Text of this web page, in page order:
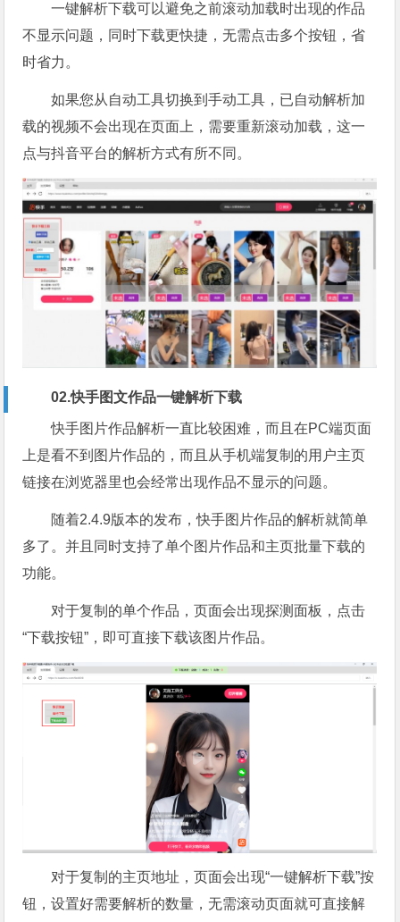
一键解析下载可以避免之前滚动加载时出现的作品
不显示问题，同时下载更快捷，无需点击多个按钮，省
时省力。
如果您从自动工具切换到手动工具，已自动解析加
载的视频不会出现在页面上，需要重新滚动加载，这一
点与抖音平台的解析方式有所不同。
02.快手图文作品一键解析下载
快手图片作品解析一直比较困难，而且在PC端页面
上是看不到图片作品的，而且从手机端复制的用户主页
链接在浏览器里也会经常出现作品不显示的问题。
随着2.4.9版本的发布，快手图片作品的解析就简单
多了。并且同时支持了单个图片作品和主页批量下载的
功能。
对于复制的单个作品，页面会出现探测面板，点击
“下载按钮”，即可直接下载该图片作品。
对于复制的主页地址，页面会出现“一键解析下载”按
钮，设置好需要解析的数量，无需滚动页面就可直接解